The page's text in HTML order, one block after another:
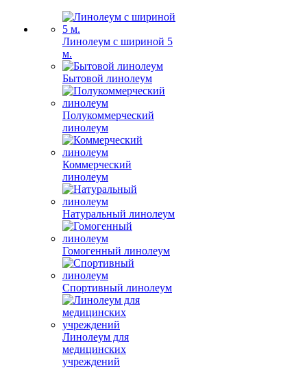
Линолеум с шириной 5
м.
Бытовой линолеум
Полукоммерческий
линолеум
Коммерческий
линолеум
Натуральный линолеум
Гомогенный линолеум
Спортивный линолеум
Линолеум для
медицинских
учреждений